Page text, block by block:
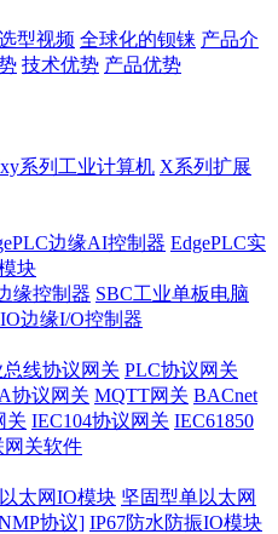
型视频 全球化的钡铼 产品介
技术优势 产品优势
系列工业计算机 X系列扩展
边缘AI控制器 EdgePLC实
块
缘控制器 SBC工业单板电脑
边缘I/O控制器
总线协议网关 PLC协议网关
协议网关 MQTT网关 BACnet
关 IEC104协议网关 IEC61850
关软件
太网IO模块 坚固型单以太网
协议] IP67防水防振IO模块